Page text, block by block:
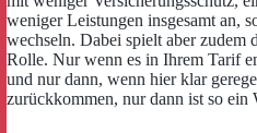
weniger Leistungen insgesamt an,
wechseln. Dabei spielt aber zudem
Rolle. Nur wenn es in Ihrem Tarif
und nur dann, wenn hier klar
zurückkommen, nur dann ist so ein